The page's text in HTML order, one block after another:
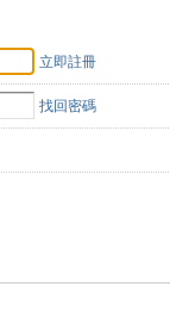
立即註冊
找回密碼